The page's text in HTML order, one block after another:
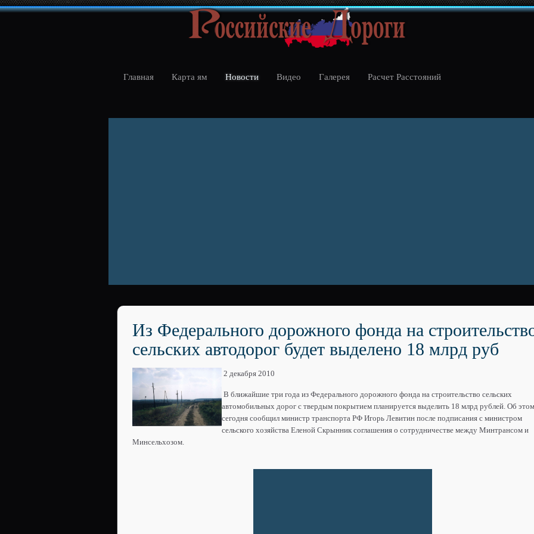
Главная Карта ям Новости Видео Галерея Расчет Расстояний
Из Федерального дорожного фонда на
сельских автодорог будет выделено 18 млрд руб
2 декабря 2010
В ближайшие три года из Федерального дорожного фонда на строительство сельских
автомобильных дорог с твердым покрытием планируется выделить 18 млрд рублей. Об этом
сегодня сообщил министр транспорта РФ Игорь Левитин после подписания с министром
сельского хозяйства Еленой Скрынник соглашения о сотрудничестве между Минтрансом и
Минсельхозом.